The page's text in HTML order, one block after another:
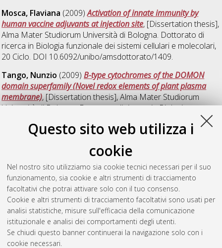
Questo sito web utilizza i
cookie
Nel nostro sito utilizziamo sia cookie tecnici necessari per il suo
funzionamento, sia cookie e altri strumenti di tracciamento
facoltativi che potrai attivare solo con il tuo consenso.
Cookie e altri strumenti di tracciamento facoltativi sono usati per
analisi statistiche, misure sull'efficacia della comunicazione
istituzionale e analisi dei comportamenti degli utenti.
Se chiudi questo banner continuerai la navigazione solo con i
cookie necessari.
Mosca, Flaviana (2009)Activation of innate immunity by
human vaccine adjuvants at injection site, [Dissertation thesis],
Alma Mater Studiorum Università di Bologna. Dottorato di
ricerca in Biologia funzionale dei sistemi cellulari e molecolari,
20 Ciclo. DOI 10.6092/unibo/amsdottorato/1409.
Tango, Nunzio (2009)B-type cytochromes of the DOMON
domain superfamily (Novel redox elements of plant plasma
membrane), [Dissertation thesis], Alma Mater Studiorum
Università di Bologna. Dottorato di ricerca inBiologia
Valerio, Maria Concetta (2009) Redox regulation in leaf
starch metabolism. New insights into chloroplast Beta-amylase
, [Dissertation thesis], Alma Mater Studiorum Università
di Bologna. Dottorato di ricerca inBiologia funzionale dei
sistemi cellulari e molecolari , 21 Ciclo.
Questa lista e' stata generata il Thu Aug 6 20:41:29 2026